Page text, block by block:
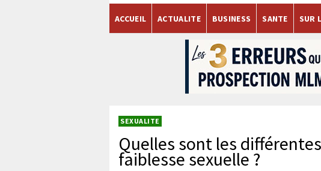
ACCUEIL ACTUALITE BUSINESS SANTE SUR
SEXUALITE
Quelles sont les
faiblesse sexuelle ?